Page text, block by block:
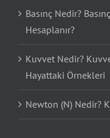
Basınç Nedir?
Hesaplanır?
Kuvvet Nedir?
Hayattaki Örnekleri
Newton (N) Nedir?